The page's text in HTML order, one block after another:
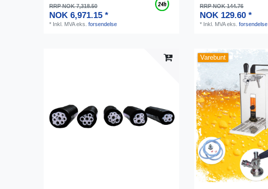
RRP NOK 7,318.50
NOK 6,971.15 *
* Inkl. MVAeks.forsendelse
RRP NOK 144.76
NOK 129.60 *
* Inkl. MVAeks.forsendelse
Varebunt